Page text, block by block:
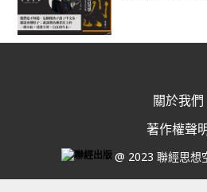
關於我們
著作權聲
@ 2023 聯經思想